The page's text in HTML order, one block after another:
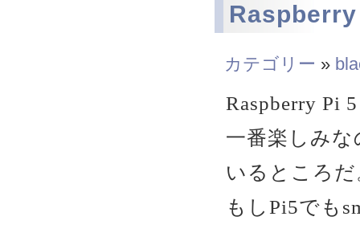
Raspberry
カテゴリー »
Raspberry Pi
一番楽しみ
いるところだ
もしPi5でも